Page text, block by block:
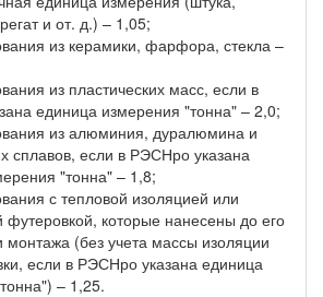
и от. д.) – 1,05;
из керамики, фарфора, стекла –
из пластических масс, если в
единица измерения "тонна" – 2,0;
из алюминия, дуралюмина и
сплавов, если в РЭСНро указана
"тонна" – 1,8;
с тепловой изоляцией или
футеровкой, которые нанесены до его
монтажа (без учета массы изоляции
если в РЭСНро указана единица
– 1,25.